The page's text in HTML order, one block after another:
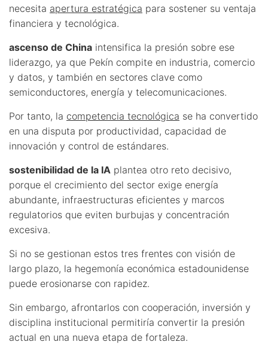
necesita apertura estratégica para sostener su ventaja
financiera y tecnológica.
ascenso de China intensifica la presión sobre ese
liderazgo, ya que Pekín compite en industria, comercio
y datos, y también en sectores clave como
semiconductores, energía y telecomunicaciones.
Por tanto, la competencia tecnológica se ha convertido
en una disputa por productividad, capacidad de
innovación y control de estándares.
sostenibilidad de la IA plantea otro reto decisivo,
porque el crecimiento del sector exige energía
abundante, infraestructuras eficientes y marcos
regulatorios que eviten burbujas y concentración
excesiva.
Si no se gestionan estos tres frentes con visión de
largo plazo, la hegemonía económica estadounidense
puede erosionarse con rapidez.
Sin embargo, afrontarlos con cooperación, inversión y
disciplina institucional permitiría convertir la presión
actual en una nueva etapa de fortaleza.